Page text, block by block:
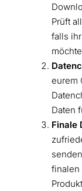
Prüft
falls
eurem
Daten
Finale
finalen